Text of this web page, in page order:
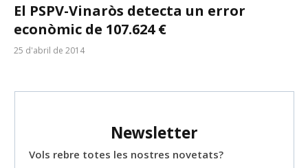
El PSPV-Vinaròs detecta un error
econòmic de 107.624 €
25 d'abril de 2014
Newsletter
Vols rebre totes les nostres novetats?